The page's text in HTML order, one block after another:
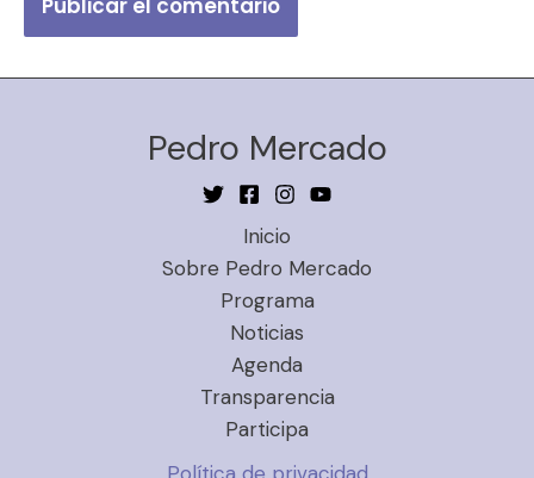
Pedro Mercado
Inicio
Sobre Pedro Mercado
Programa
Noticias
Agenda
Transparencia
Participa